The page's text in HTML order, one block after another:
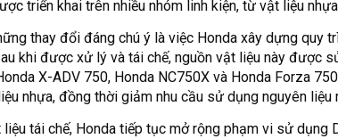
triển khai trên nhiều nhóm linh kiện, từ vật liệu
thay đổi đáng chú ý là việc Honda xây dựng quy
khi được xử lý và tái chế, nguồn vật liệu này được
X-ADV 750, Honda NC750X và Honda Forza
nhựa, đồng thời giảm nhu cầu sử dụng nguyên liệu
liệu tái chế, Honda tiếp tục mở rộng phạm vi sử